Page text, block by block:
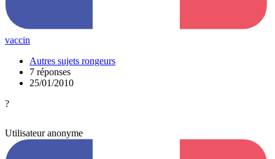
vaccin
Autres sujets rongeurs
7 réponses
25/01/2010
?
Utilisateur anonyme